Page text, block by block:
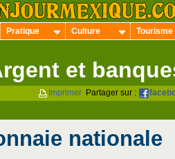
Pratique Culture Tourisme
et
Imprimer Partager sur :
nationale